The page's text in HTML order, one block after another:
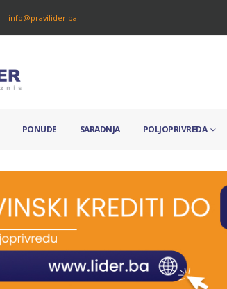
info@pravilider.ba
PONUDE SARADNJA POLJOPRIVREDA